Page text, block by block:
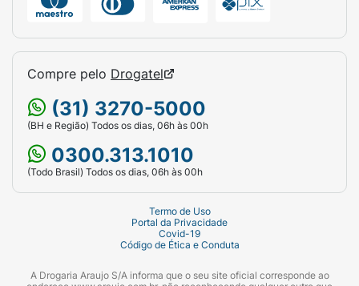
Compre pelo Drogatel
(31) 3270-5000
(BH e Região) Todos os dias, 06h às 00h
0300.313.1010
(Todo Brasil) Todos os dias, 06h às 00h
Termo de Uso
Portal da Privacidade
Covid-19
Código de Ética e Conduta
A Drogaria Araujo S/A informa que o seu site oficial corresponde ao